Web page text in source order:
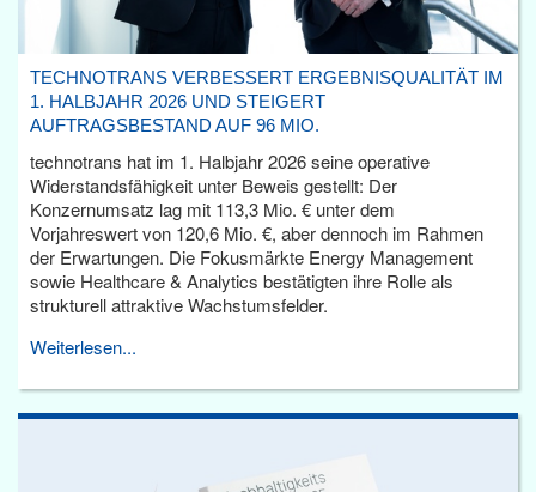
TECHNOTRANS VERBESSERT ERGEBNISQUALITÄT IM
1. HALBJAHR 2026 UND STEIGERT
AUFTRAGSBESTAND AUF 96 MIO.
technotrans hat im 1. Halbjahr 2026 seine operative
Widerstandsfähigkeit unter Beweis gestellt: Der
Konzernumsatz lag mit 113,3 Mio. € unter dem
Vorjahreswert von 120,6 Mio. €, aber dennoch im Rahmen
der Erwartungen. Die Fokusmärkte Energy Management
sowie Healthcare & Analytics bestätigten ihre Rolle als
strukturell attraktive Wachstumsfelder.
Weiterlesen...